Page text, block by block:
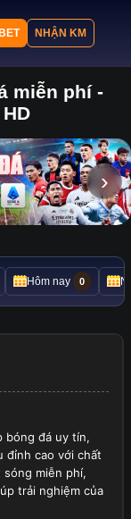
NHẬN KM
miễn phí -
›
Hôm nay 0
bóng đá uy tín,
đỉnh cao với chất
miễn phí,
trải nghiệm của